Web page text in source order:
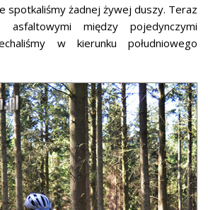
spotkaliśmy żadnej żywej duszy. Teraz
asfaltowymi między pojedynczymi
w kierunku południowego